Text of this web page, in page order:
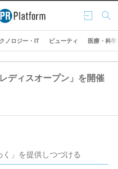
ログ
イン
検索
ノロジー・IT ビューティ 医療・科学
ディスオープン」を開催
」を提供しつづける